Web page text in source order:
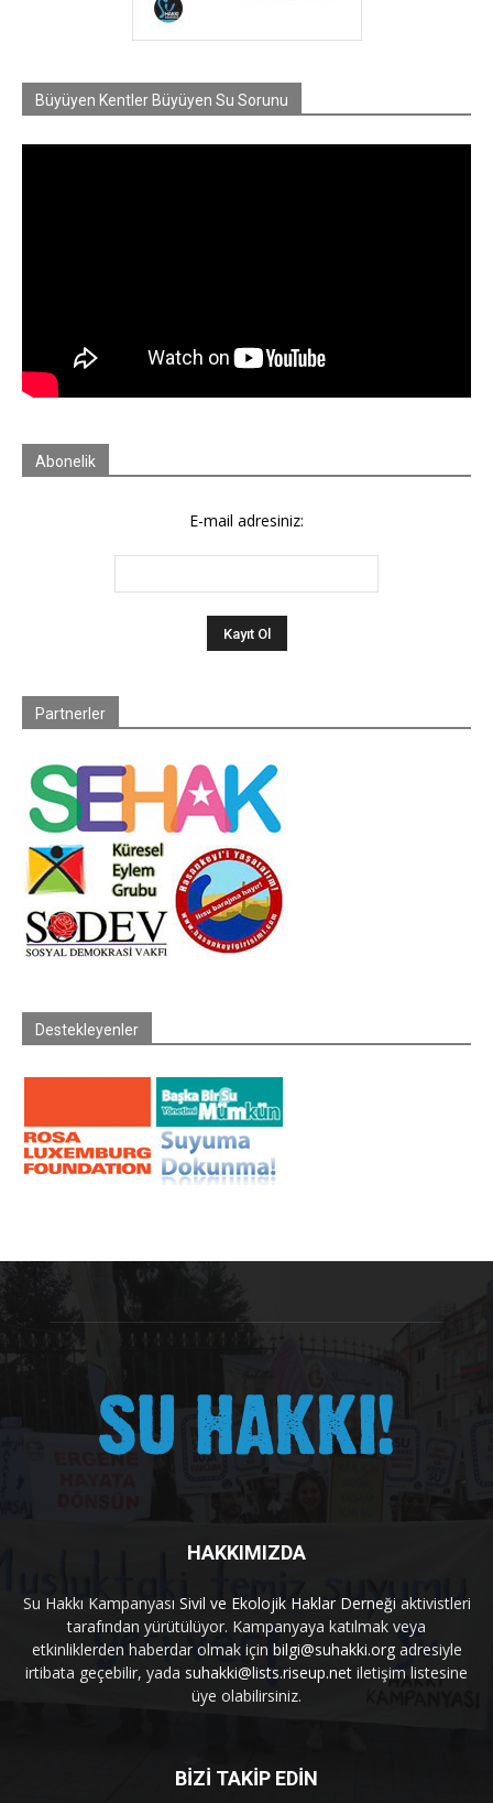
Büyüyen Kentler Büyüyen Su Sorunu
Abonelik
E-mail adresiniz:
Partnerler
Destekleyenler
HAKKIMIZDA
Su Hakkı Kampanyası Sivil ve Ekolojik Haklar Derneği aktivistleri
tarafından yürütülüyor. Kampanyaya katılmak veya
etkinliklerden haberdar olmak için bilgi@suhakki.orgadresiyle
irtibata geçebilir, yada suhakki@lists.riseup.net iletişim listesine
üye olabilirsiniz.
BİZİ TAKİP EDİN